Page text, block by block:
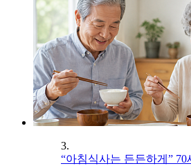
3.
“아침식사는 든든하게”